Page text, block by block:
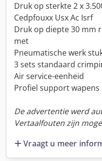
Druk op sterkte 2 x
Cedpfouxx Usx Ac Isrf
Druk op diepte 30 mm
met
Pneumatische werk
3 sets standaard
Air service-eenheid
Profiel support
De advertentie werd
Vertaalfouten zijn
Vraagt u meer